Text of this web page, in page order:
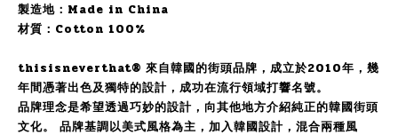
製造地： Made in China
材質： Cotton 100%
thisisneverthat® 來自韓國的街頭品牌，成立於2010年，幾
年間憑著出色及獨特的設計，成功在流行領域打響名號。
品牌理念是希望透過巧妙的設計，向其他地方介紹純正的韓國街頭
文化。 品牌基調以美式風格為主，加入韓國設計，混合兩種風